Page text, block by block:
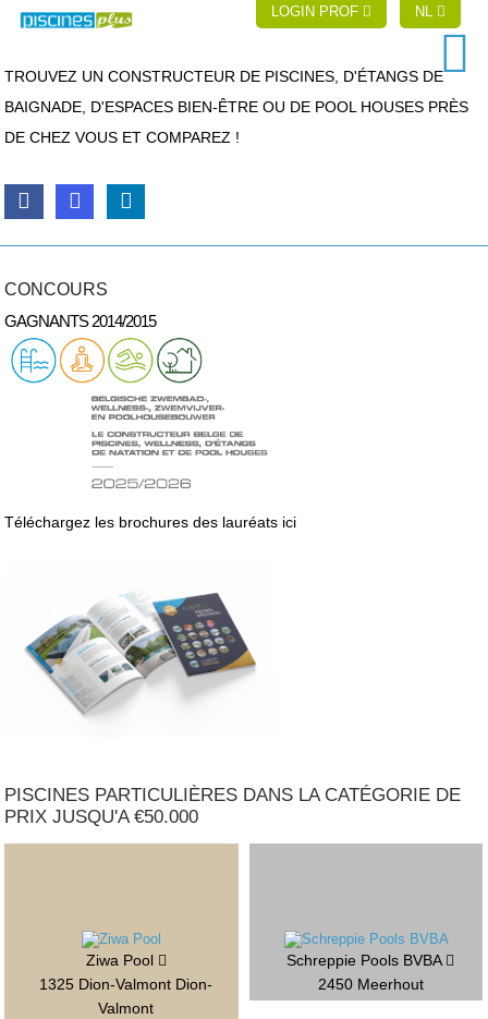
LOGIN PROF NL
TROUVEZ UN CONSTRUCTEUR DE PISCINES, D'ÉTANGS DE
BAIGNADE, D'ESPACES BIEN-ÊTRE OU DE POOL HOUSES PRÈS
DE CHEZ VOUS ET COMPAREZ !
CONCOURS
GAGNANTS 2014/2015
Téléchargez les brochures des lauréats ici
PISCINES PARTICULIÈRES DANS LA CATÉGORIE DE
PRIX JUSQU'A €50.000
Ziwa Pool
1325 Dion-Valmont Dion-
Valmont
Schreppie Pools BVBA
2450 Meerhout